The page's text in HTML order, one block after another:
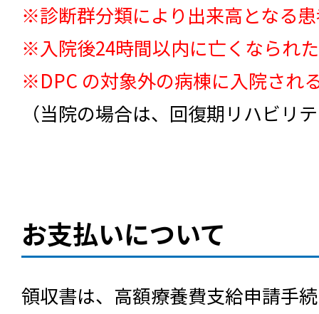
※診断群分類により出来高となる
※入院後24時間以内に亡くなられ
※DPC の対象外の病棟に入院され
（当院の場合は、回復期リハビリ
お支払いについて
領収書は、高額療養費支給申請手